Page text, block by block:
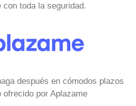
con toda la seguridad.
después en cómodos plazos
ofrecido por Aplazame